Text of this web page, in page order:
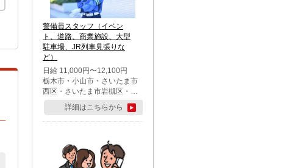
警備員スタッフ（イベン
ト、道路、商業施設、大型
駐車場、JR列車見張りな
ど）
日給 11,000円〜12,100円
栃木市・小山市・さいたま市
西区・さいたま市岩槻区・久
喜市・蓮田市
詳細はこちらから